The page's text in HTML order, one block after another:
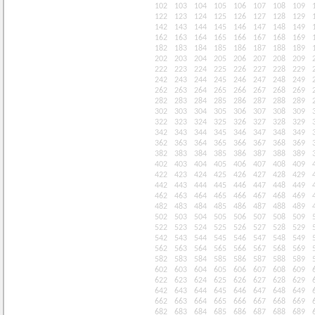
102 103 104 105 106 107 108 109
122
123 124 125 126 127 128 129
142
143 144 145 146 147 148 149
162
163 164 165 166 167 168 169
182
183 184 185 186 187 188 189
202
203 204 205 206 207 208 209
222
223 224 225 226 227 228 229
242
243 244 245 246 247 248 249
262
263 264 265 266 267 268 269
282
283 284 285 286 287 288 289
302
303 304 305 306 307 308 309
322
323 324 325 326 327 328 329
342
343 344 345 346 347 348 349
362
363 364 365 366 367 368 369
382
383 384 385 386 387 388 389
402
403 404 405 406 407 408 409
422
423 424 425 426 427 428 429
442
443 444 445 446 447 448 449
462
463 464 465 466 467 468 469
482
483 484 485 486 487 488 489
502
503 504 505 506 507 508 509
522
523 524 525 526 527 528 529
542
543 544 545 546 547 548 549
562
563 564 565 566 567 568 569
582
583 584 585 586 587 588 589
602
603 604 605 606 607 608 609
622
623 624 625 626 627 628 629
642
643 644 645 646 647 648 649
662
663 664 665 666 667 668 669
682
683 684 685 686 687 688 689